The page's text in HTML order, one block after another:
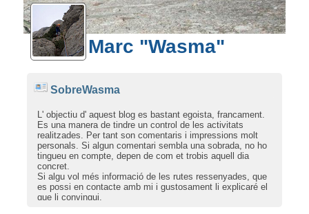
Marc "Wasma"
SobreWasma
L' objectiu d' aquest blog es bastant egoista, francament.
Es una manera de tindre un control de les activitats
realitzades. Per tant son comentaris i impressions molt
personals. Si algun comentari sembla una sobrada, no ho
tingueu en compte, depen de com et trobis aquell dia
concret.
Si algu vol més informació de les rutes ressenyades, que
es possi en contacte amb mi i gustosament li explicaré el
que li convingui.